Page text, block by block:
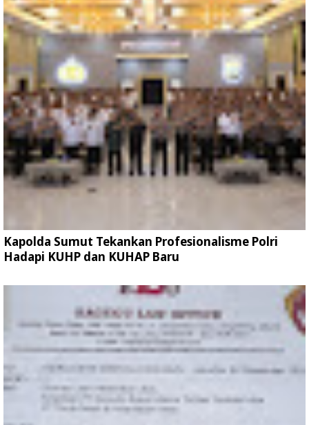
Kapolda Sumut Tekankan Profesionalisme Polri
Hadapi KUHP dan KUHAP Baru